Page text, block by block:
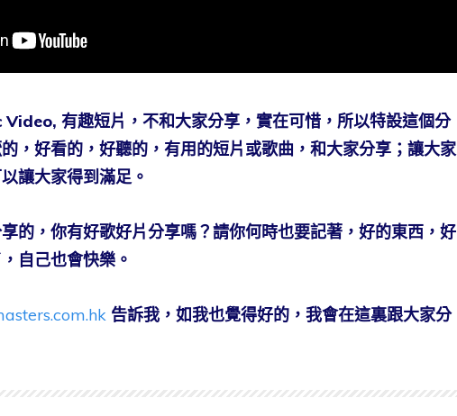
Video, 有趣短片，不和大家分享，實在可惜，所以特設這個分
，好看的，好聽的，有用的短片或歌曲，和大家分享；讓大家
讓大家得到滿足。
的，你有好歌好片分享嗎？請你何時也要記著，好的東西，好
自己也會快樂。
告訴我，如我也覺得好的，我會在這裏跟大家分